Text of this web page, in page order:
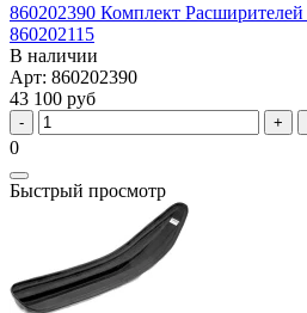
860202390 Комплект
860202115
В наличии
Арт: 860202390
43 100 руб
0
Быстрый просмотр